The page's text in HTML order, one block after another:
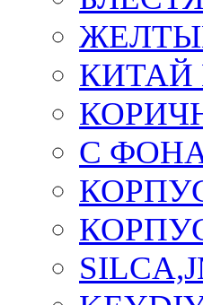
КИТАЙ
С